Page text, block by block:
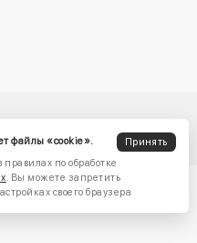
файлы «cookie».
Принять
по обработке
. Вы можете запретить
своего браузера